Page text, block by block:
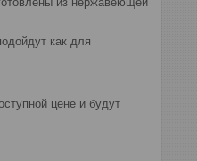
как для
цене и будут